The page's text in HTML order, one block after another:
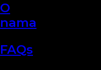
O
nama
FAQs